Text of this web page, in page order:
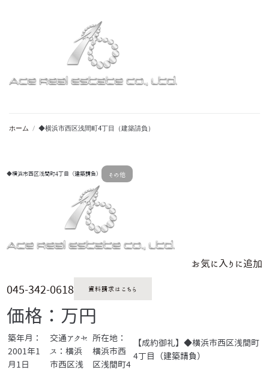
ホーム / ◆横浜市西区浅間町4丁目（建築請負）
◆横浜市西区浅間町4丁目（建築請負） その他
お気に入りに追加
045-342-0618 資料請求はこちら
価格：万円
築年月：
2001年1
月1日
交通アクセ
ス：横浜
市西区浅
所在地：
横浜市西
区浅間町4
【成約御礼】◆横浜市西区浅間町
4丁目（建築請負）